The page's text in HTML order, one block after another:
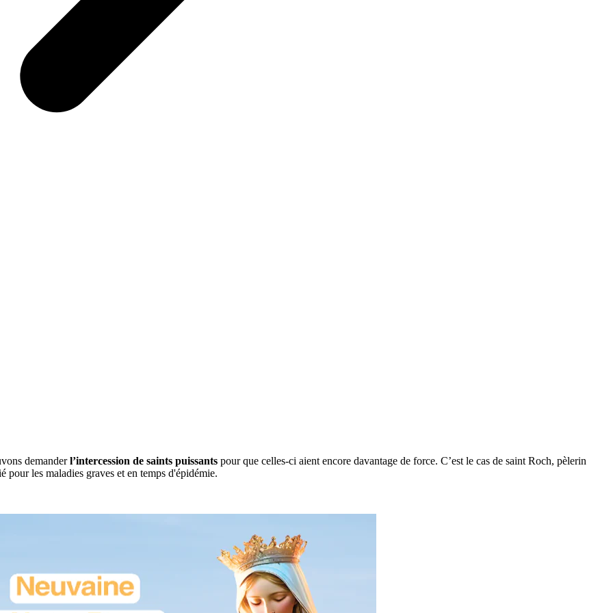
demanderl’intercession de saints puissants pour que celles-ci aient encore davantage de force. C’est le cas de saint Roch, pèlerin
les maladies graves et en temps d'épidémie.